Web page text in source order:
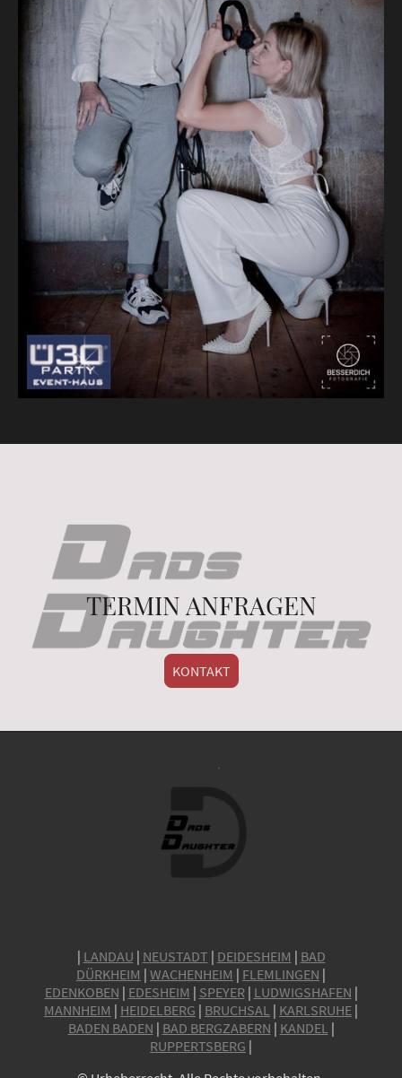
TERMIN ANFRAGEN
KONTAKT
| LANDAU | NEUSTADT | DEIDESHEIM | BAD
DÜRKHEIM | WACHENHEIM | FLEMLINGEN |
EDENKOBEN | EDESHEIM | SPEYER| LUDWIGSHAFEN |
MANNHEIM | HEIDELBERG | BRUCHSAL | KARLSRUHE |
BADEN BADEN | BAD BERGZABERN | KANDEL|
RUPPERTSBERG |